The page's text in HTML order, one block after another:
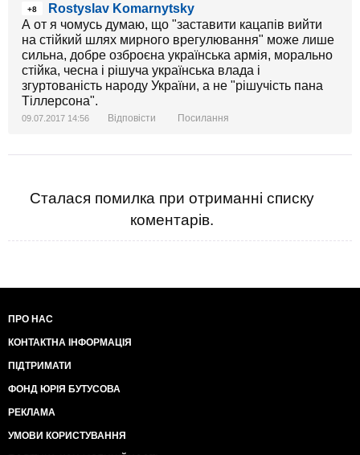
+8
Rostyslav Komarnytsky
А от я чомусь думаю, що "заставити кацапів вийти
на стійкий шлях мирного врегулювання" може лише
сильна, добре озброєна українська армія, морально
стійка, чесна і рішуча українська влада і
згуртованість народу України, а не "рішучість пана
Тіллерсона".
09.07.2017 14:56 Відповісти Посилання
Сталася помилка при отриманні списку
коментарів.
ПРО НАС
КОНТАКТНА ІНФОРМАЦІЯ
ПІДТРИМАТИ
ФОНД ЮРІЯ БУТУСОВА
РЕКЛАМА
УМОВИ КОРИСТУВАННЯ